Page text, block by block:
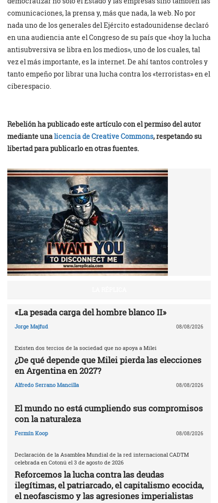
comunicaciones, la prensa y, más que nada, la web. No por
nada uno de los generales del Ejército estadounidense declaró
en una audiencia ante el Congreso de su país que «hoy la lucha
antisubversiva se libra en los medios», uno de los cuales, tal
vez el más importante, es la internet. De ahí tantos controles y
tanto empeño por librar una lucha contra los «terroristas» en el
ciberespacio.
Rebelión ha publicado este artículo con el permiso del autor
mediante unalicencia de Creative Commons, respetando su
libertad para publicarlo en otras fuentes.
«La pesada carga del hombre blanco II»
Jorge Majfud 08/08/2026
Existen dos tercios de la sociedad que no apoya a Milei
¿De qué depende que Milei pierda las elecciones
en Argentina en 2027?
Alfredo Serrano Mancilla 08/08/2026
El mundo no está cumpliendo sus compromisos
con la naturaleza
Fermín Koop 08/08/2026
Declaración de la Asamblea Mundial de la red internacional CADTM
celebrada en Cotonú el 3 de agosto de 2026
Reforcemos la lucha contra las deudas
ilegítimas, el patriarcado, el capitalismo ecocida,
el neofascismo y las agresiones imperialistas